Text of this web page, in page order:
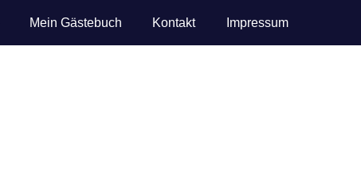
Mein Gästebuch Kontakt Impressum